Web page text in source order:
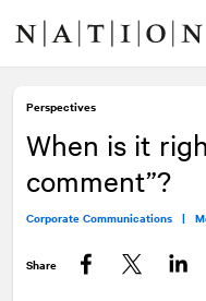
content
navigation
Perspectives
When is it
comment”?
Corporate Communications |
Share